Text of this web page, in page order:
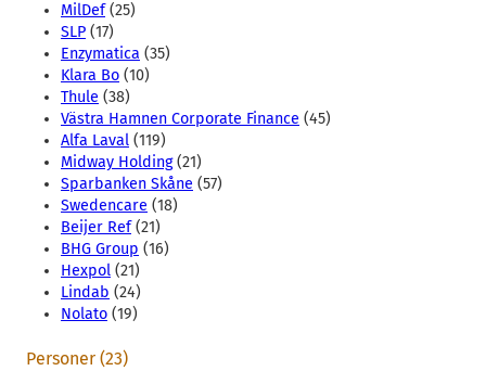
MilDef(25)
SLP (17)
Enzymatica (35)
Klara Bo (10)
Thule (38)
Västra Hamnen Corporate Finance (45)
Alfa Laval (119)
Midway Holding(21)
Sparbanken Skåne (57)
Swedencare (18)
Beijer Ref(21)
BHG Group (16)
Hexpol (21)
Lindab (24)
Nolato (19)
Personer (23)